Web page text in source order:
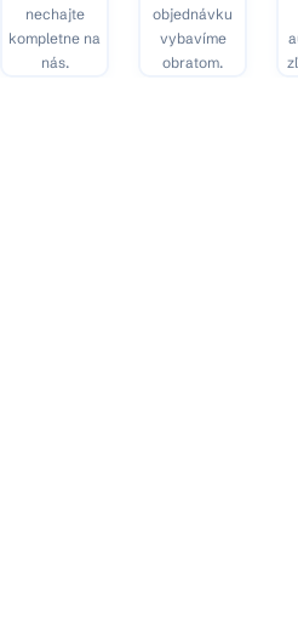
nechajte
kompletne na
nás.
objednávku
vybavíme
obratom.